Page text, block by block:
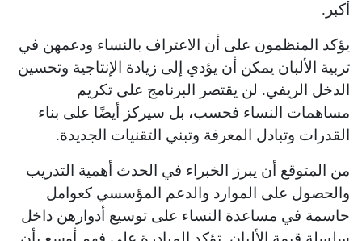
أكبر.
يؤكد المنظمون على أن الاعتراف بالنساء ودعمهن في
تربية الألبان يمكن أن يؤدي إلى زيادة الإنتاجية وتحسين
الدخل الريفي. لن يقتصر البرنامج على تكريم
مساهمات النساء فحسب، بل سيركز أيضًا على بناء
القدرات وتبادل المعرفة وتبني التقنيات الجديدة.
من المتوقع أن يبرز الخبراء في الحدث أهمية التدريب
والحصول على الموارد والدعم المؤسسي كعوامل
حاسمة في مساعدة النساء على توسيع أدوارهن داخل